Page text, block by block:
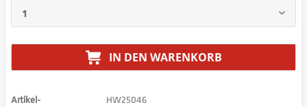
IN DEN WARENKORB
Artikel-
HW25046